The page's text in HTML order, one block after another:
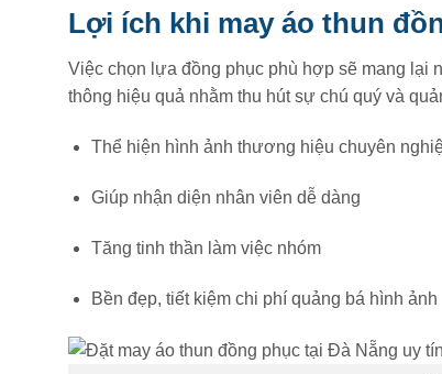
Lợi ích khi may áo thun
Việc chọn lựa đồng phục phù hợp sẽ mang lại
thông hiệu quả nhằm thu hút sự chú quý và
Thể hiện hình ảnh thương hiệu chuyên
Giúp nhận diện nhân viên dễ dàng
Tăng tinh thần làm việc nhóm
Bền đẹp, tiết kiệm chi phí quảng bá hình ảnh